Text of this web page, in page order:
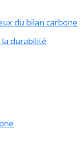
du bilan carbone
durabilité